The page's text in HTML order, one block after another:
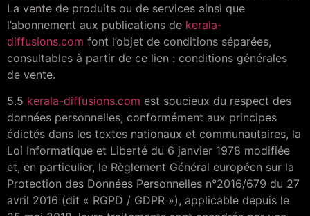
La vente de produits ou de services ainsi que
l’abonnement aux publications de kerala-
diffusions.com font l’objet de conditions séparées,
consultables à partir de ce lien : conditions générales
de vente.
5.5 kerala-diffusions.com est soucieux du respect des
données personnelles, conformément aux principes
édictés dans les textes nationaux et communautaires, la
Loi Informatique et Liberté du 6 janvier 1978 modifiée
et, en particulier, le Règlement Général européen sur la
Protection des Données Personnelles n°2016/679 du 27
avril 2016 (dit « RGPD / GDPR »), applicable depuis le